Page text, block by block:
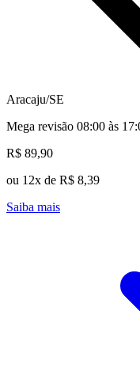
Aracaju/SE
Mega revisão 08:00 às
R$ 89,90
ou 12x de R$ 8,39
Saiba mais